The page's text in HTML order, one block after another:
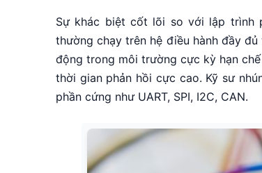
Sự khác biệt cốt lõi so với lập trình
thường chạy trên hệ điều hành đầy
động trong môi trường cực kỳ hạn
thời gian phản hồi cực cao. Kỹ sư
phần cứng như UART, SPI, I2C, CAN.